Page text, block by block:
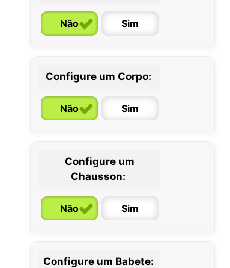
Não Sim
Configure um Corpo:
Não Sim
0 / 6
6 / 12
Configure um
Chausson:
Não Sim
Configure um Babete: